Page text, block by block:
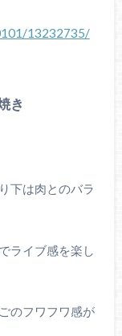
13232735/
き
下は肉とのバラ
ライブ感を楽し
のフワフワ感が